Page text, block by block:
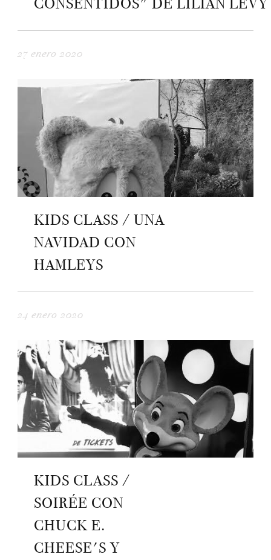
27 enero 2020
KIDS CLASS / UNA
NAVIDAD CON
HAMLEYS
24 enero 2020
KIDS CLASS /
SOIRÉE CON
CHUCK E.
CHEESE'S Y